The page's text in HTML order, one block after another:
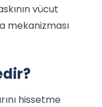
vücut
mekanizması
hissetme